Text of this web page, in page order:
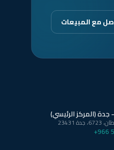
مع المبيعات
(المركز الرئيسي)
+966